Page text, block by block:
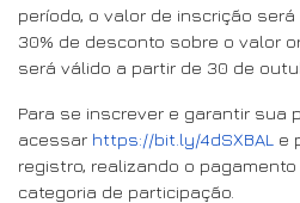
período, o valor de inscrição será
30% de desconto sobre o valor
será válido a partir de 30 de
Para se inscrever e garantir sua
acessar https://bit.ly/4dSXBAL e
registro, realizando o
categoria de participação.